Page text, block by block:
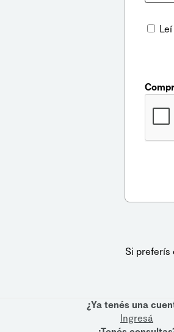
Si preferís
¿Ya tenés una
Ingresá